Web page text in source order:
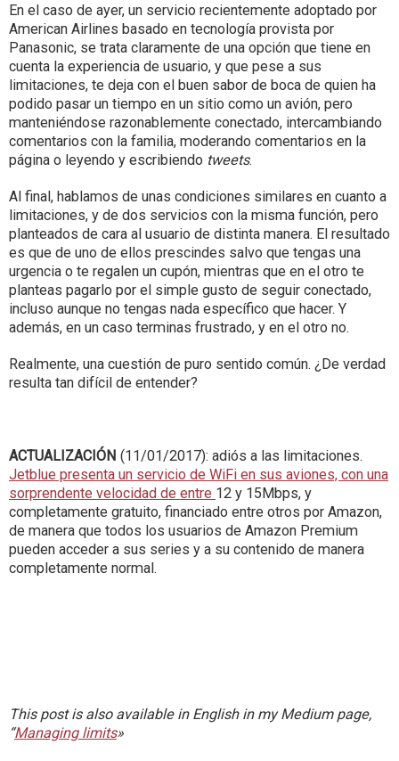
En el caso de ayer, un servicio recientemente adoptado por
American Airlines basado en tecnología provista por
Panasonic, se trata claramente de una opción que tiene en
cuenta la experiencia de usuario, y que pese a sus
limitaciones, te deja con el buen sabor de boca de quien ha
podido pasar un tiempo en un sitio como un avión, pero
manteniéndose razonablemente conectado, intercambiando
comentarios con la familia, moderando comentarios en la
página o leyendo y escribiendo tweets.
Al final, hablamos de unas condiciones similares en cuanto a
limitaciones, y de dos servicios con la misma función, pero
planteados de cara al usuario de distinta manera. El resultado
es que de uno de ellos prescindes salvo que tengas una
urgencia o te regalen un cupón, mientras que en el otro te
planteas pagarlo por el simple gusto de seguir conectado,
incluso aunque no tengas nada específico que hacer. Y
además, en un caso terminas frustrado, y en el otro no.
Realmente, una cuestión de puro sentido común. ¿De verdad
resulta tan difícil de entender?
ACTUALIZACIÓN (11/01/2017): adiós a las limitaciones.
Jetblue presenta un servicio de WiFi en sus aviones, con una
sorprendente velocidad de entre 12 y 15Mbps, y
completamente gratuito, financiado entre otros por Amazon,
de manera que todos los usuarios de Amazon Premium
pueden acceder a sus series y a su contenido de manera
completamente normal.
This post is also available in English in my Medium page,
“Managing limits»